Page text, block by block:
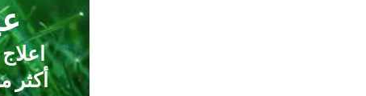
أكثر من 35 عامًا من الخبرة /